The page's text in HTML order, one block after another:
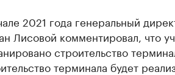
2021 года генеральный
Лисовой комментировал, что
строительство
терминала будет